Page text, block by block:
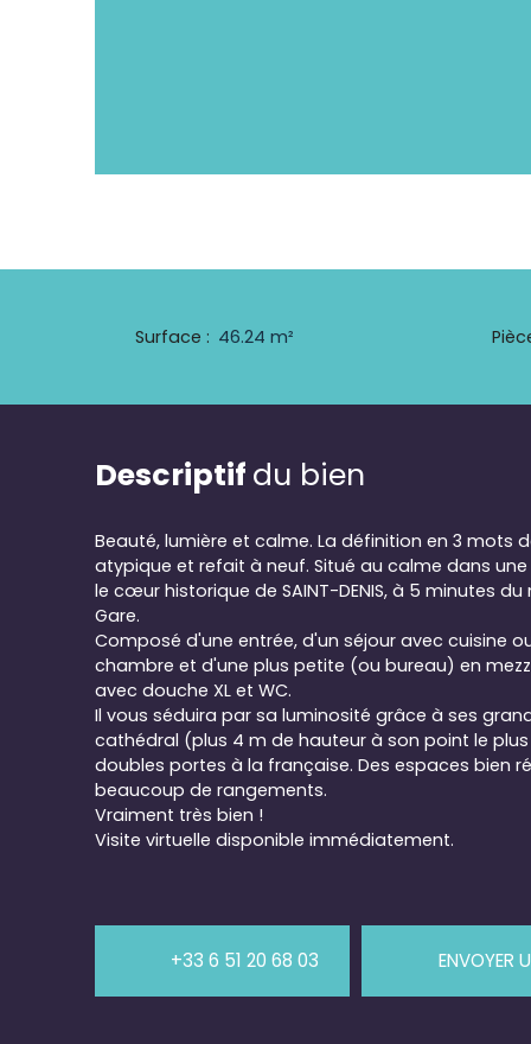
Surface : 46.24 m²
Descriptif du bien
Beauté, lumière et calme. La définition en 3 mots
atypique et refait à neuf. Situé au calme dans
le cœur historique de SAINT-DENIS, à 5 minutes
Gare.
Composé d'une entrée, d'un séjour avec cuisine
chambre et d'une plus petite (ou bureau) en
avec douche XL et WC.
Il vous séduira par sa luminosité grâce à ses
cathédral (plus 4 m de hauteur à son point le
doubles portes à la française. Des espaces bien
beaucoup de rangements.
Vraiment très bien !
Visite virtuelle disponible immédiatement.
+33 6 51 20 68 03 ENVOYER